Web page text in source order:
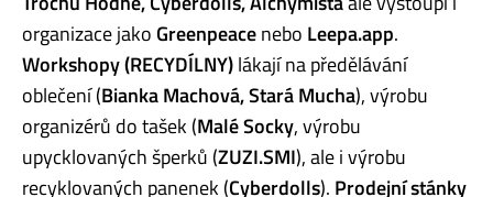
organizace jako Greenpeacenebo Leepa.app.
Workshopy (RECYDÍLNY)lákají na předělávání
oblečení (Bianka Machová, Stará Mucha), výrobu
organizérů do tašek (Malé Socky, výrobu
upycklovaných šperků (ZUZI.SMI), ale i výrobu
recyklovaných panenek (Cyberdolls). Prodejní stánky